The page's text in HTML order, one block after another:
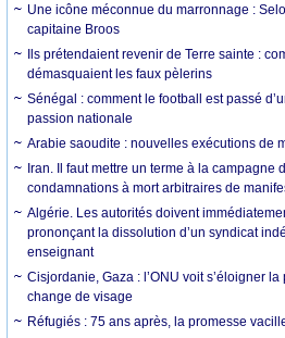
Une icône méconnue du marronnage :
capitaine Broos
Ils prétendaient revenir de Terre sainte :
démasquaient les faux pèlerins
Sénégal : comment le football est passé
passion nationale
Arabie saoudite : nouvelles exécutions de
Iran. Il faut mettre un terme à la campagne
condamnations à mort arbitraires de
Algérie. Les autorités doivent
prononçant la dissolution d’un syndicat
enseignant
Cisjordanie, Gaza : l’ONU voit s’éloigner
change de visage
Réfugiés : 75 ans après, la promesse